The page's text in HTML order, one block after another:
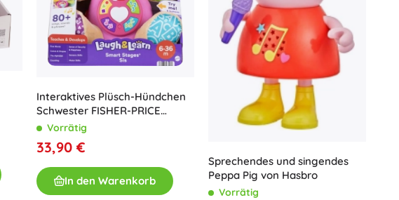
Interaktives Plüsch-Hündchen
Schwester FISHER-PRICE
Laugh & Learn Smart Stages,
Vorrätig
33,90 €
In den Warenkorb
Sprechendes und singendes
Peppa Pig von Hasbro
Vorrätig